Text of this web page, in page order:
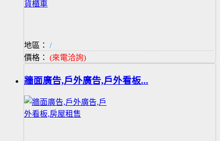
地區：
/
價格： (來電洽詢)
牆面廣告,戶外廣告,戶外看板...